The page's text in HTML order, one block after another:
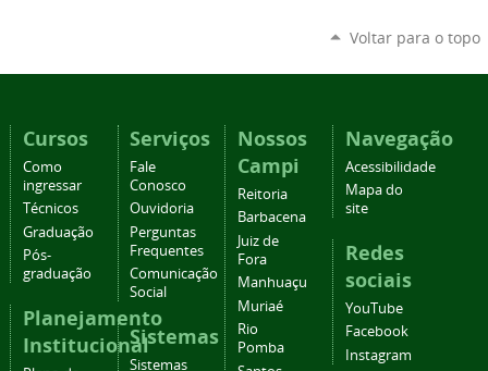
Voltar para o topo
Cursos
Como
ingressar
Técnicos
Graduação
Pós-
graduação
Planejamento
Institucional
Serviços
Fale
Conosco
Ouvidoria
Perguntas
Frequentes
Comunicação
Social
Sistemas
Sistemas
Nossos
Campi
Reitoria
Barbacena
Juiz de
Fora
Manhuaçu
Muriaé
Rio
Pomba
Navegação
Acessibilidade
Mapa do
site
Redes
sociais
YouTube
Facebook
Instagram